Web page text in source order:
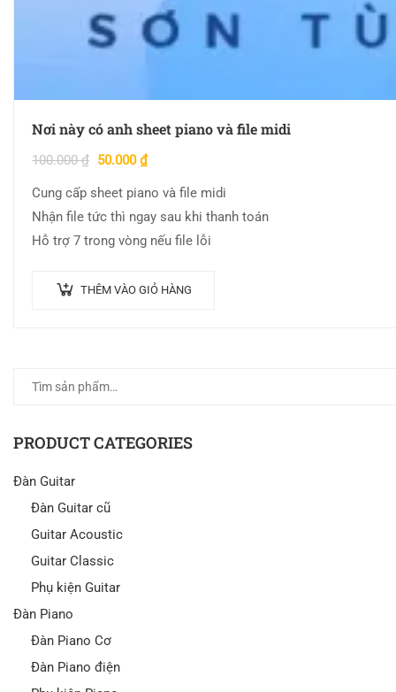
Nơi này có anh sheet piano và file midi
100.000₫ 50.000₫
Cung cấp sheet piano và file midi
Nhận file tức thì ngay sau khi thanh toán
Hỗ trợ 7 trong vòng nếu file lỗi
THÊM VÀO GIỎ HÀNG
PRODUCT CATEGORIES
Đàn Guitar
Đàn Guitar cũ
Guitar Acoustic
Guitar Classic
Phụ kiện Guitar
Đàn Piano
Đàn Piano Cơ
Đàn Piano điện